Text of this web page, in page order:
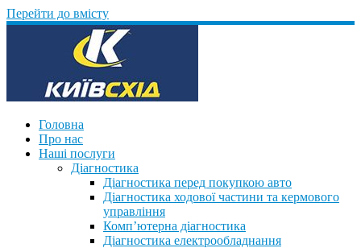
Перейти до вмісту
Головна
Про нас
Наші послуги
Діагностика
Діагностика перед покупкою авто
Діагностика ходової частини та кермового
управління
Комп’ютерна діагностика
Діагностика електрообладнання